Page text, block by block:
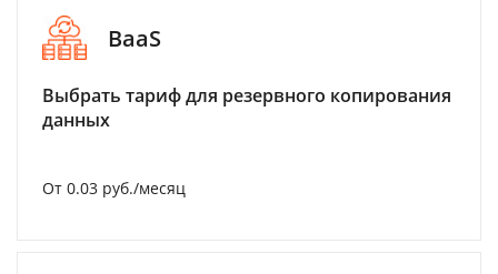
BaaS
Выбрать тариф для резервного копирования
данных
От 0.03 руб./месяц